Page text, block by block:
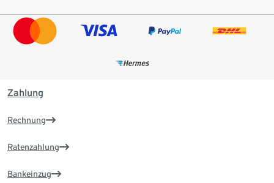
Zahlung
Rechnung
Ratenzahlung
Bankeinzug